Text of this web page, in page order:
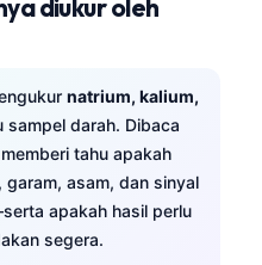
diukur oleh
natrium, kalium,
sampel darah. Dibaca
tahu apakah
garam, asam, dan sinyal
apakah hasil perlu
segera.